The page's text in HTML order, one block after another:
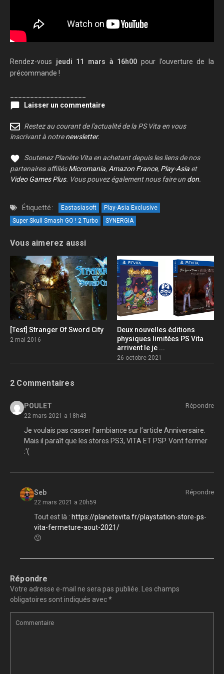
Rendez-vous jeudi 11 mars à 16h00 pour l’ouverture de la
précommande !
Laisser un commentaire
Restez au courant de l'actualité de la PS Vita en vous
inscrivant à notrenewsletter.
Soutenez Planète Vita en achetant depuis les liens de nos
partenaires affiliésMicromania, Amazon France, Play-Asia et
Video Games Plus. Vous pouvez également nous faire un don.
Étiquetté : Eastasiasoft
Play-Asia Exclusive
Super Skull Smash GO ! 2 Turbo
SYNERGIA
Vous aimerez aussi
[Test] Stranger Of Sword City
2 mai 2016
Deux nouvelles éditions
physiques limitées PS Vita
arrivent le je ...
26 octobre 2021
2 Commentaires
POULET
22 mars 2021 a 18h43
Répondre
Je voulais pas casser l’ambiance sur l’article Anniversaire.
Mais il paraît que les stores PS3, VITA ET PSP. Vont fermer
:'(
Seb
22 mars 2021 a 20h59
Répondre
Tout est là : https://planetevita.fr/playstation-store-ps-
vita-fermeture-aout-2021/
🙁
Répondre
Votre adresse e-mail ne sera pas publiée.
Les champs
obligatoires sont indiqués avec*